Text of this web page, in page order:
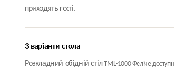
приходять гості.
3 варіанти стола
Розкладний обідній стілTML-1000Феліче